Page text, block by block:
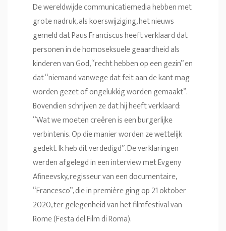
De wereldwijde communicatiemedia hebben met
grote nadruk, als koerswijziging, het nieuws
gemeld dat Paus Franciscus heeft verklaard dat
personen in de homoseksuele geaardheid als
kinderen van God, “recht hebben op een gezin” en
dat “niemand vanwege dat feit aan de kant mag
worden gezet of ongelukkig worden gemaakt”.
Bovendien schrijven ze dat hij heeft verklaard:
“Wat we moeten creëren is een burgerlijke
verbintenis. Op die manier worden ze wettelijk
gedekt. Ik heb dit verdedigd”. De verklaringen
werden afgelegd in een interview met Evgeny
Afineevsky, regisseur van een documentaire,
“Francesco”, die in première ging op 21 oktober
2020, ter gelegenheid van het filmfestival van
Rome (Festa del Film di Roma).